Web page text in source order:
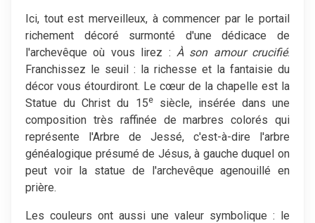
Ici, tout est merveilleux, à commencer par le portail
richement décoré surmonté d'une dédicace de
l'archevêque où vous lirez : À son amour crucifié.
Franchissez le seuil : la richesse et la fantaisie du
décor vous étourdiront. Le cœur de la chapelle est la
Statue du Christ du 15esiècle, insérée dans une
composition très raffinée de marbres colorés qui
représente l'Arbre de Jessé, c'est-à-dire l'arbre
généalogique présumé de Jésus, à gauche duquel on
peut voir la statue de l'archevêque agenouillé en
prière.
Les couleurs ont aussi une valeur symbolique : le